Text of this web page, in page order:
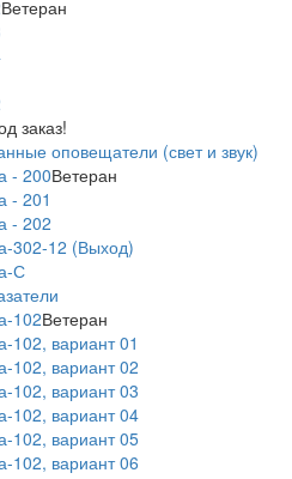
Ветеран
заказ!
оповещатели (свет и звук)
- 200Ветеран
- 201
- 202
302-12 (Выход)
С
102Ветеран
102, вариант 01
102, вариант 02
102, вариант 03
102, вариант 04
102, вариант 05
102, вариант 06